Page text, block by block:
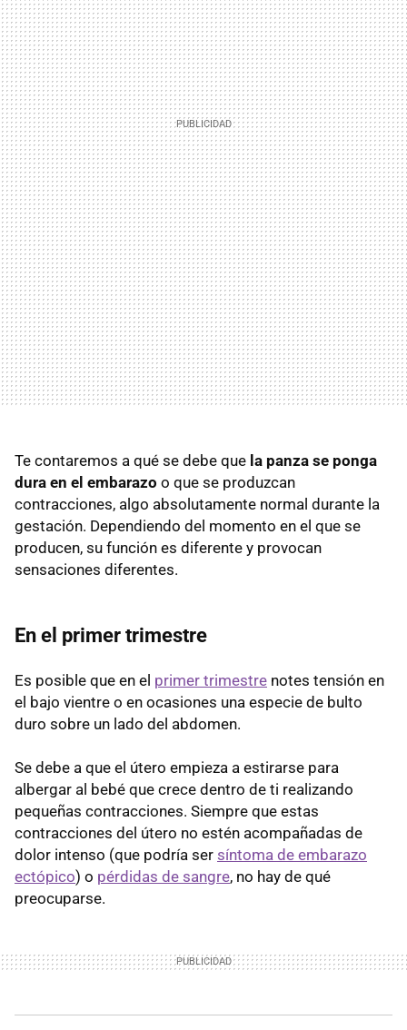
Te contaremos a qué se debe que la panza se ponga
dura en el embarazo o que se produzcan
contracciones, algo absolutamente normal durante la
gestación. Dependiendo del momento en el que se
producen, su función es diferente y provocan
sensaciones diferentes.
En el primer trimestre
Es posible que en el primer trimestre notes tensión en
el bajo vientre o en ocasiones una especie de bulto
duro sobre un lado del abdomen.
Se debe a que el útero empieza a estirarse para
albergar al bebé que crece dentro de ti realizando
pequeñas contracciones. Siempre que estas
contracciones del útero no estén acompañadas de
dolor intenso (que podría ser síntoma de embarazo
ectópico) o pérdidas de sangre, no hay de qué
preocuparse.